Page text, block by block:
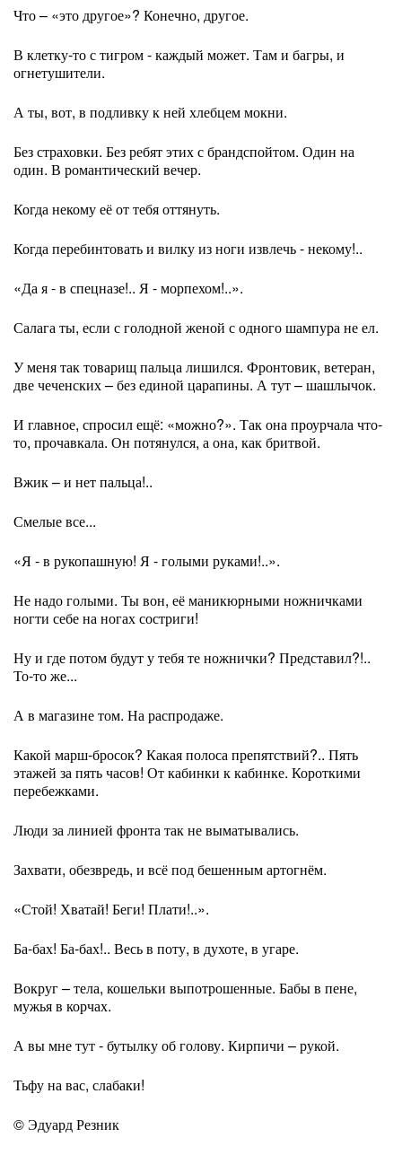
Что – «это другое»? Конечно, другое.
В клетку-то с тигром - каждый может. Там и багры, и
огнетушители.
А ты, вот, в подливку к ней хлебцем мокни.
Без страховки. Без ребят этих с брандспойтом. Один на
один. В романтический вечер.
Когда некому её от тебя оттянуть.
Когда перебинтовать и вилку из ноги извлечь - некому!..
«Да я - в спецназе!.. Я - морпехом!..».
Салага ты, если с голодной женой с одного шампура не ел.
У меня так товарищ пальца лишился. Фронтовик, ветеран,
две чеченских – без единой царапины. А тут – шашлычок.
И главное, спросил ещё: «можно?». Так она проурчала что-
то, прочавкала. Он потянулся, а она, как бритвой.
Вжик – и нет пальца!..
Смелые все...
«Я - в рукопашную! Я - голыми руками!..».
Не надо голыми. Ты вон, её маникюрными ножничками
ногти себе на ногах состриги!
Ну и где потом будут у тебя те ножнички? Представил?!..
То-то же...
А в магазине том. На распродаже.
Какой марш-бросок? Какая полоса препятствий?.. Пять
этажей за пять часов! От кабинки к кабинке. Короткими
перебежками.
Люди за линией фронта так не выматывались.
Захвати, обезвредь, и всё под бешенным артогнём.
«Стой! Хватай! Беги! Плати!..».
Ба-бах! Ба-бах!.. Весь в поту, в духоте, в угаре.
Вокруг – тела, кошельки выпотрошенные. Бабы в пене,
мужья в корчах.
А вы мне тут - бутылку об голову. Кирпичи – рукой.
Тьфу на вас, слабаки!
© Эдуард Резник